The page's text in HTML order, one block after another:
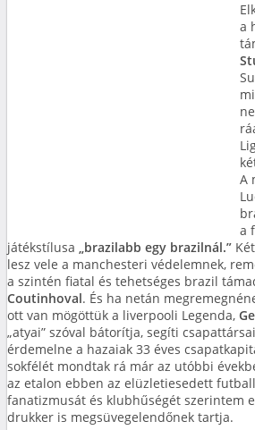
a
A
a
játékstílusa „brazilabb egy brazilnál.”
lesz vele a manchesteri védelemnek,
a szintén fiatal és tehetséges brazil
Coutinhoval. És ha netán
ott van mögöttük a liverpooli Legenda,
„atyai” szóval bátorítja, segíti
érdemelne a hazaiak 33 éves
sokfélét mondtak rá már az utóbbi
az etalon ebben az elüzletiesedett
fanatizmusát és klubhűségét szerintem
drukker is megsüvegelendőnek tartja.